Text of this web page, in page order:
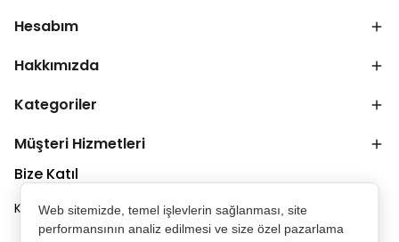
Web sitemizde, temel işlevlerin sağlanması, site
performansının analiz edilmesi ve size özel pazarlama
Hesabım
Hakkımızda
Kategoriler
Müşteri Hizmetleri
Bize Katıl
Kampanya ve duyurulardan ilk senin haberin olsun.